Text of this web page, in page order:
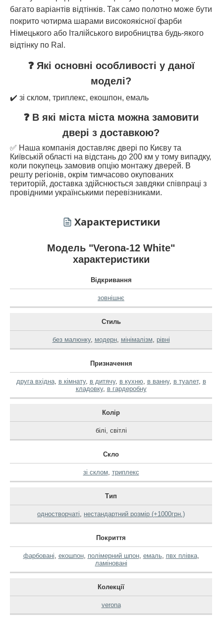
багато варіантів відтінків. Так само полотно може бути
покрито чотирма шарами високоякісної фарби
Німецького або Італійського виробництва будь-якого
відтінку по Ral.
❓ Які основні особливості у даної
моделі?
✔️ зі склом, триплекс, екошпон, емаль
❓ В які міста міста можна замовити
двері з доставкою?
✅ Наша компанія доставляє двері по Києву та
Київській області на відстань до 200 км у тому випадку,
коли покупець замовив опцію монтажу дверей. В
решту регіонів, окрім тимчасово окупованих
територій, доставка здійснюється завдяки співпраці з
провідними українськими перевізниками.
Характеристики
Модель "Verona-12 White"
характеристики
Відкривання
зовнішнє
Стиль
без малюнку, модерн, мінімалізм, рівні
Призначення
друга вхідна, в кімнату, в дитячу, в кухню, в ванну, в туалет, в
кладовку, в гардеробну
Колір
білі, світлі
Скло
зі склом, триплекс
Тип
одностворчаті, нестандартний розмір (+1000грн.)
Покриття
фарбовані, екошпон, полімерний шпон, емаль, пвх плівка,
ламіновані
Колекції
verona